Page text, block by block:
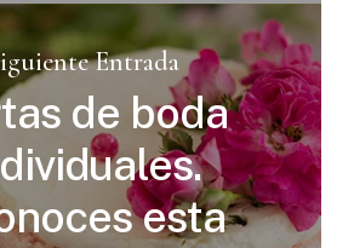
Entrada
de boda
esta